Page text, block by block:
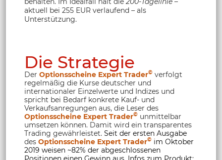
aktuell bei 255 EUR verlaufend – als
Unterstützung.
Die Strategie
Der Optionsscheine Expert Trader© verfolgt
regelmäßig die Kurse deutscher und
internationaler Einzelwerte und Indizes und
spricht bei Bedarf konkrete Kauf- und
Verkaufsanregungen aus, die Leser des
Optionsscheine Expert Trader© unmittelbar
umsetzen können. Damit wird ein transparentes
Trading gewährleistet. Seit der ersten Ausgabe
des Optionsscheine Expert Trader© im Oktober
2019 weisen ~82% der abgeschlossenen